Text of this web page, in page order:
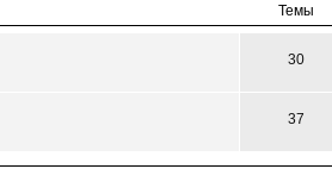
Темы
30
37